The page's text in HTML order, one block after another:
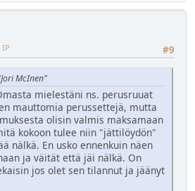
#9
IP
McInen"
mielestäni ns. perusruuat
mauttomia perussettejä, mutta
olisin valmis maksamaan
kokoon tulee niin "jättilöydön"
nälkä. En usko ennenkuin näen
ja väität että jäi nälkä. On
jos olet sen tilannut ja jäänyt